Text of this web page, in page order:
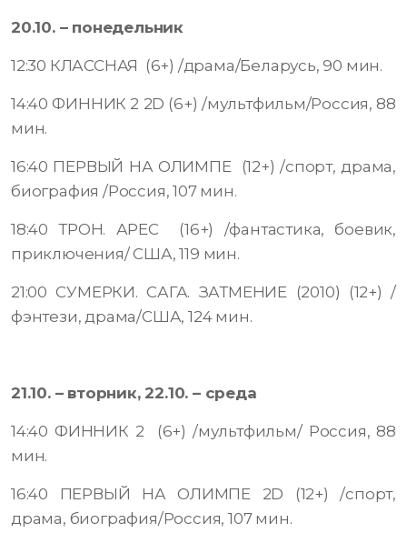
20.10. – понедельник
12:30 КЛАССНАЯ (6+) /драма/Беларусь, 90 мин.
14:40 ФИННИК 2 2D (6+) /мультфильм/Россия, 88
мин.
16:40 ПЕРВЫЙ НА ОЛИМПЕ (12+) /спорт, драма,
биография /Россия, 107 мин.
18:40 ТРОН. АРЕС (16+) /фантастика, боевик,
приключения/ США, 119 мин.
21:00 СУМЕРКИ. САГА. ЗАТМЕНИЕ (2010) (12+) /
фэнтези, драма/США, 124 мин.
21.10. – вторник, 22.10. – среда
14:40 ФИННИК 2 (6+) /мультфильм/ Россия, 88
мин.
16:40 ПЕРВЫЙ НА ОЛИМПЕ 2D (12+) /спорт,
драма, биография/Россия, 107 мин.